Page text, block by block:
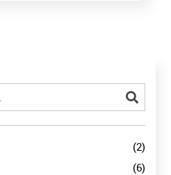
(2)
(6)